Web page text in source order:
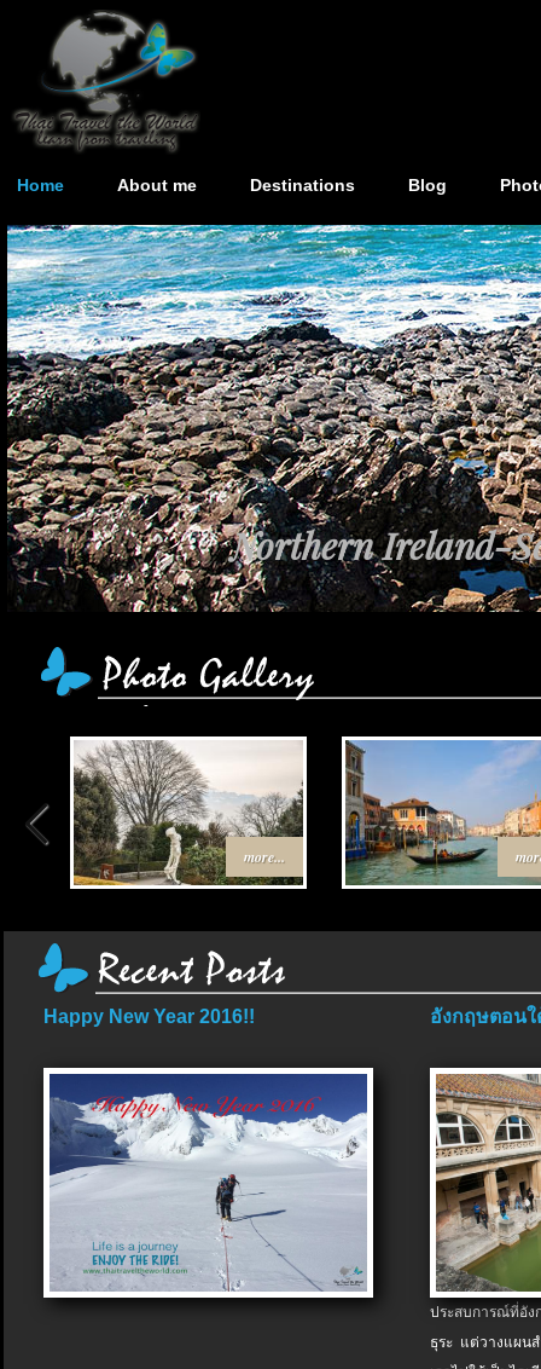
Home About me Destinations Blog
Northern Ireland-
more...
Happy New Year 2016!! อังกฤษตอนใ
ประสบการณ์ที่อัง
ธุระ แต่วางแผน